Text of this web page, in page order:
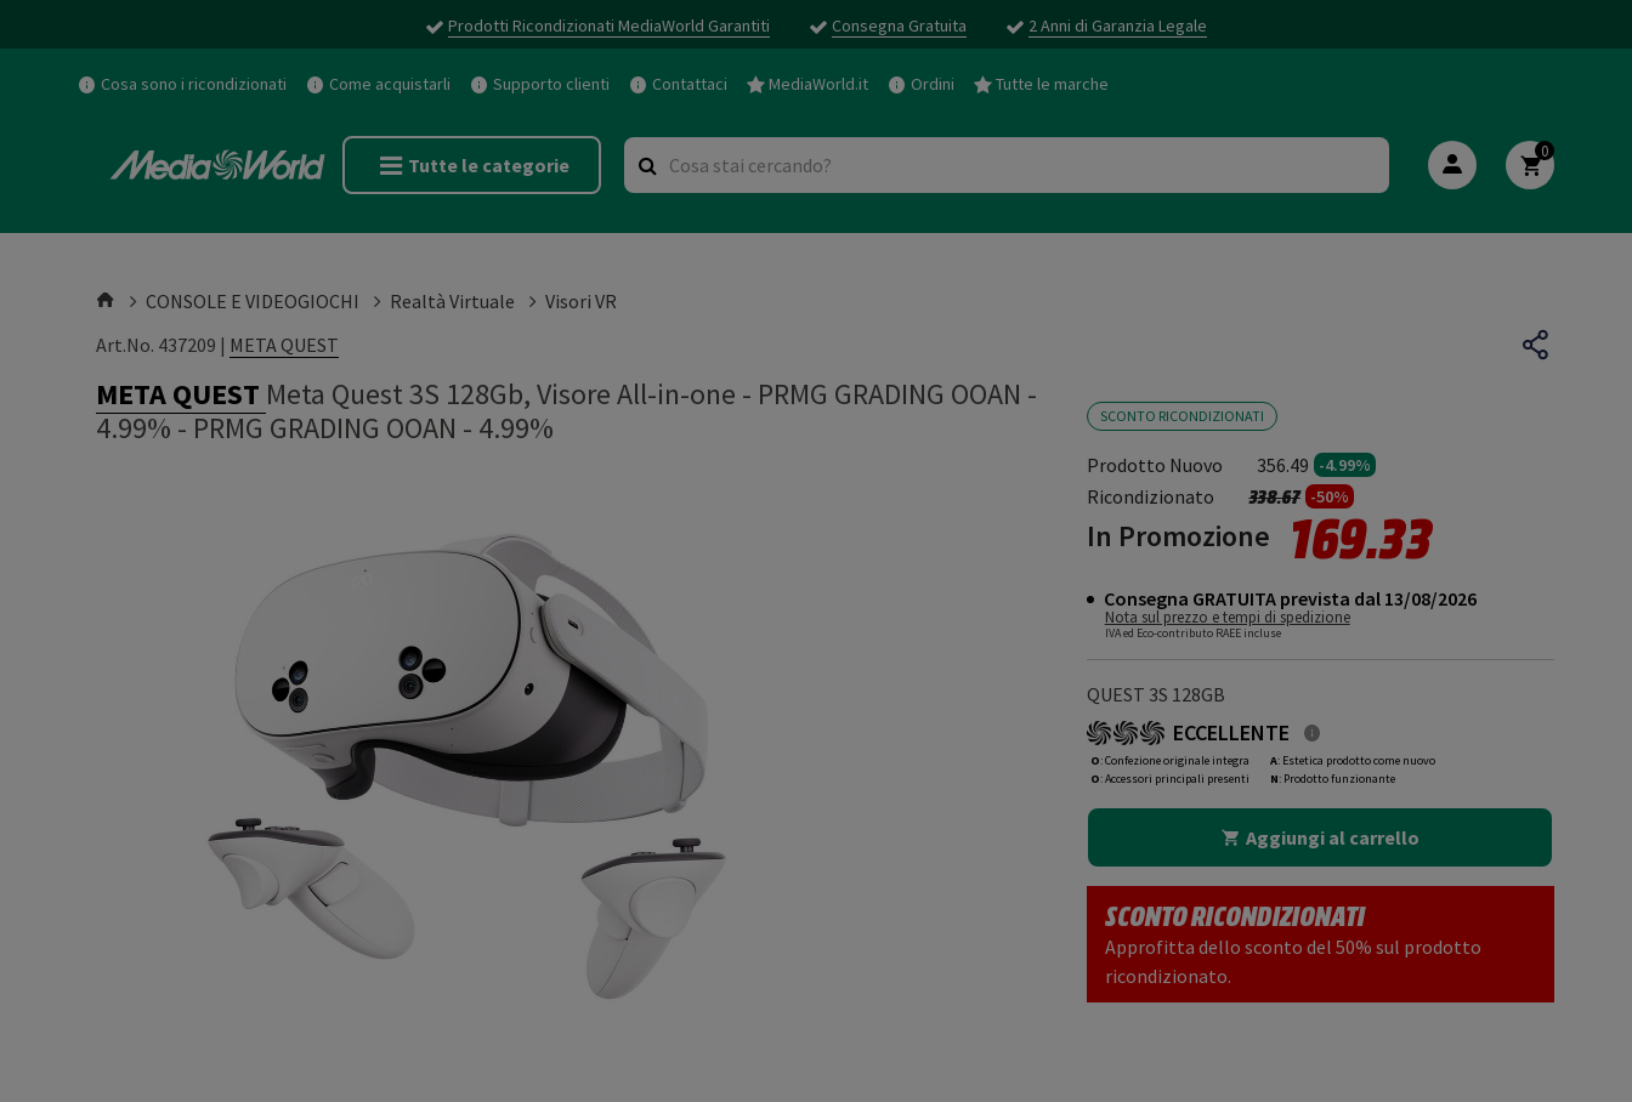
Prodotti Ricondizionati MediaWorld Garantiti Consegna Gratuita 2 Anni di Garanzia Legale
Cosa sono i ricondizionati Come acquistarli Supporto clienti Contattaci MediaWorld.it Ordini Tutte le marche
Tutte le categorie
0
CONSOLE E VIDEOGIOCHI Realtà Virtuale
Visori VR
Art.No. 437209 | META QUEST
META QUEST Meta Quest 3S 128Gb, Visore All-in-one - PRMG GRADING OOAN -
4.99% - PRMG GRADING OOAN - 4.99% SCONTO RICONDIZIONATI
Prodotto Nuovo 356.49 -4.99%
Ricondizionato Prezzo ridotto da
338.67a-50%
In Promozione 169.33
Consegna GRATUITA prevista dal 13/08/2026
Nota sul prezzo e tempi di spedizione
IVA ed Eco-contributo RAEE incluse
QUEST 3S 128GB
ECCELLENTE
O: Confezione originale integra
O: Accessori principali presenti
A: Estetica prodotto come nuovo
N: Prodotto funzionante
Aggiungi al carrello
SCONTO RICONDIZIONATI
Approfitta dello sconto del 50% sul prodotto
ricondizionato.